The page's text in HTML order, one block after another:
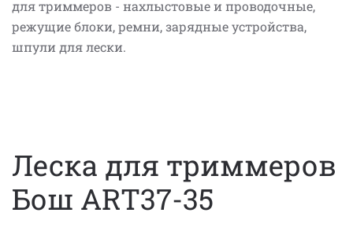
для триммеров - нахлыстовые и проводочные,
режущие блоки, ремни, зарядные устройства,
шпули для лески.
Леска для триммеров
Бош ART37-35